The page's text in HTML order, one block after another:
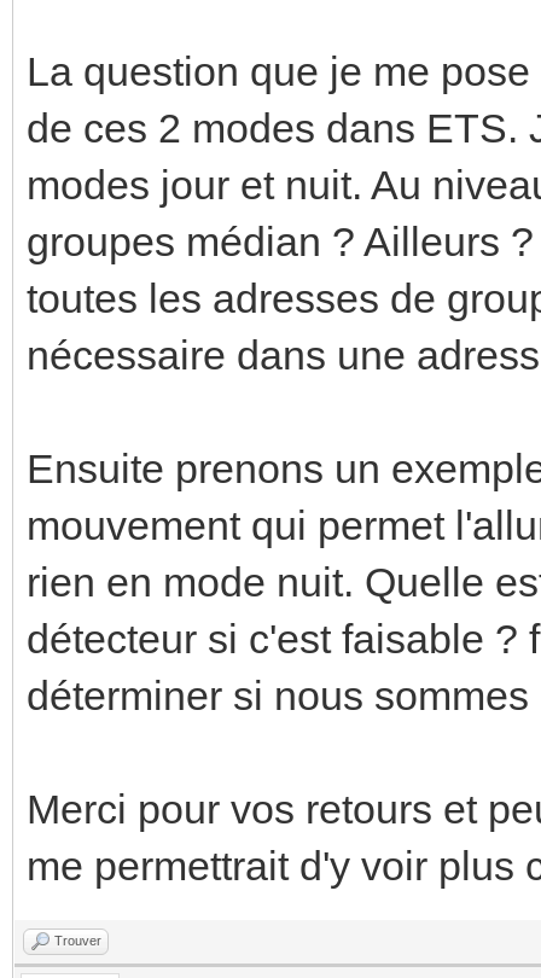
La question que je me
de ces 2 modes dans ETS.
modes jour et nuit. Au
groupes médian ? Ailleurs
toutes les adresses de
nécessaire dans une
Ensuite prenons un
mouvement qui permet
rien en mode nuit. Quelle
détecteur si c'est faisable ?
déterminer si nous
Merci pour vos retours et
me permettrait d'y voir plus
Trouver